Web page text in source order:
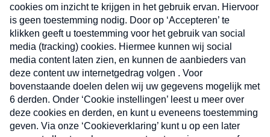
MAX Meldpunt
Pers
Contact
Algemene voorwaarden
Privacyverklaring
Kwetsbaarheid melden
RegistrerenInloggen
Ben je benieuwd naar meer
vakantienieuws- en tips?
E-
Inschrijven